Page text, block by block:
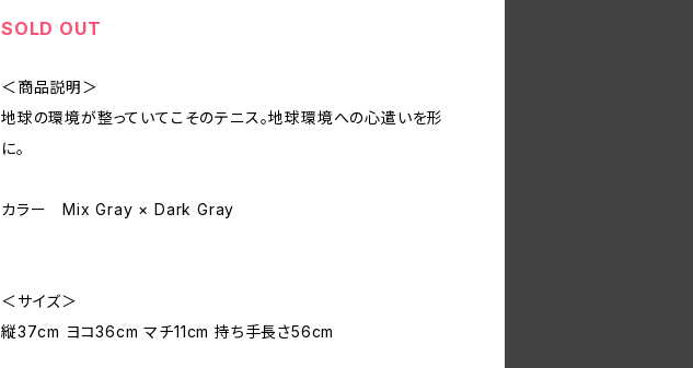
SOLD OUT
＜商品説明＞
地球の環境が整っていてこそのテニス。地球環境への心遣いを形
に。
カラー Mix Gray × Dark Gray
＜サイズ＞
縦37cm ヨコ36cm マチ11cm 持ち手長さ56cm